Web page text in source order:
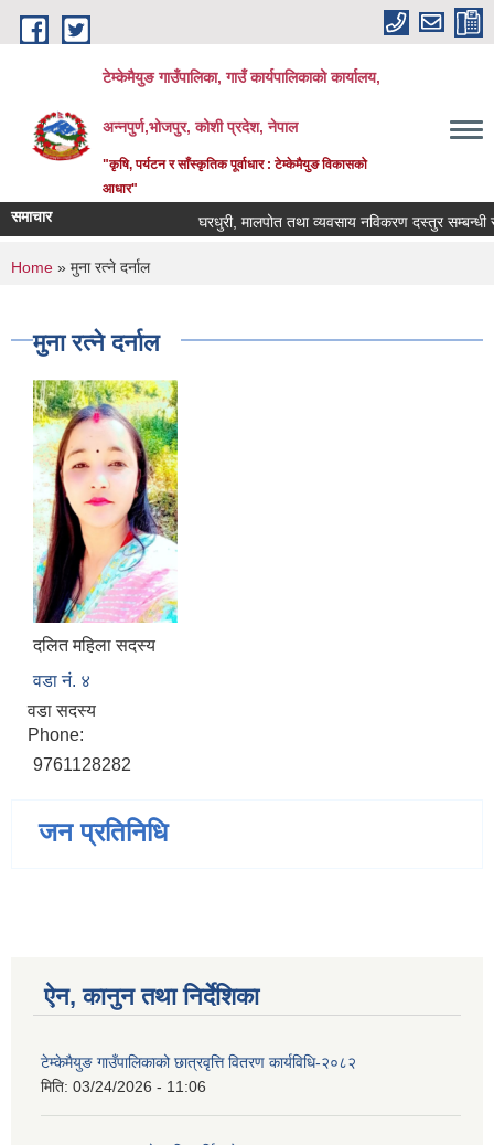
Skip to main content
टेम्केमैयुङ गाउँपालिका, गाउँ कार्यपालिकाको कार्यालय,
अन्नपुर्ण,भोजपुर, कोशी प्रदेश, नेपाल
"कृषि, पर्यटन र साँस्कृतिक पूर्वाधार : टेम्केमैयुङ विकासको
आधार"
समाचार घरधुरी, मालपोत तथा व्यवसाय नविकरण दस्तुर सम्बन्धी
You are here
Home » मुना रत्ने दर्नाल
मुना रत्ने दर्नाल
दलित महिला सदस्य
वडा नं. ४
वडा सदस्य
Phone:
9761128282
जन प्रतिनिधि
ऐन, कानुन तथा निर्देशिका
टेम्केमैयुङ गाउँपालिकाको छात्रवृत्ति वितरण कार्यविधि-२०८२
मिति: 03/24/2026 - 11:06